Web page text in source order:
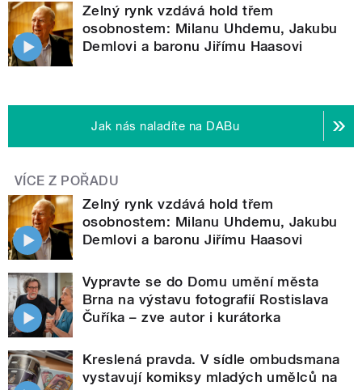
Zelný rynk vzdává hold třem
osobnostem: Milanu Uhdemu, Jakubu
Demlovi a baronu Jiřímu Haasovi
Jak nás naladíte na DABu
VÍCE Z POŘADU
Zelný rynk vzdává hold třem
osobnostem: Milanu Uhdemu, Jakubu
Demlovi a baronu Jiřímu Haasovi
Vypravte se do Domu umění města
Brna na výstavu fotografií Rostislava
Čuříka – zve autor i kurátorka
Kreslená pravda. V sídle ombudsmana
vystavují komiksy mladých umělců na